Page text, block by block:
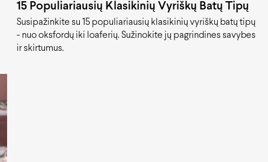
15 Populiariausių Klasikinių Vyriškų Batų Tipų
Susipažinkite su 15 populiariausių klasikinių vyriškų batų tipų
- nuo oksfordų iki loaferių. Sužinokite jų pagrindines savybes
ir skirtumus.